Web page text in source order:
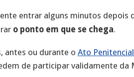
entrar alguns minutos depois
o ponto em que se chega.
antes ou durante o Ato Penitencial
de participar validamente da